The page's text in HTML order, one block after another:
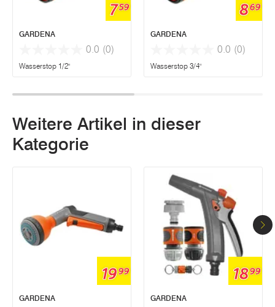
759
GARDENA
0.0 (0)
Wasserstop 1/2"
869
GARDENA
0.0 (0)
Wasserstop 3/4"
Weitere Artikel in dieser
Kategorie
1999
GARDENA
1899
GARDENA